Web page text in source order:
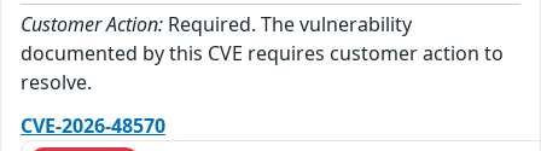
Customer Action: Required. The vulnerability
documented by this CVE requires customer action to
resolve.
CVE-2026-48570